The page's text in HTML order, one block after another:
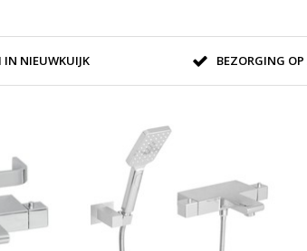
IN NIEUWKUIJK BEZORGING